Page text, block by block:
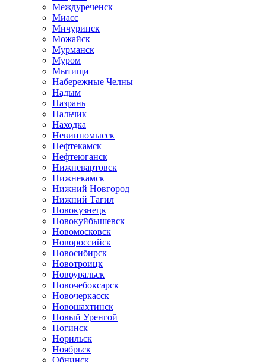
Междуреченск
Миасс
Мичуринск
Можайск
Мурманск
Муром
Мытищи
Набережные Челны
Надым
Назрань
Нальчик
Находка
Невинномысск
Нефтекамск
Нефтеюганск
Нижневартовск
Нижнекамск
Нижний Новгород
Нижний Тагил
Новокузнецк
Новокуйбышевск
Новомосковск
Новороссийск
Новосибирск
Новотроицк
Новоуральск
Новочебоксарск
Новочеркасск
Новошахтинск
Новый Уренгой
Ногинск
Норильск
Ноябрьск
Обнинск